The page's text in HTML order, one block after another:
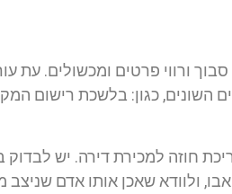
ורווי פרטים ומכשולים. עת
השונים, כגון: בלשכת רישום
חוזה למכירת דירה. יש
ולוודא שאכן אותו אדם